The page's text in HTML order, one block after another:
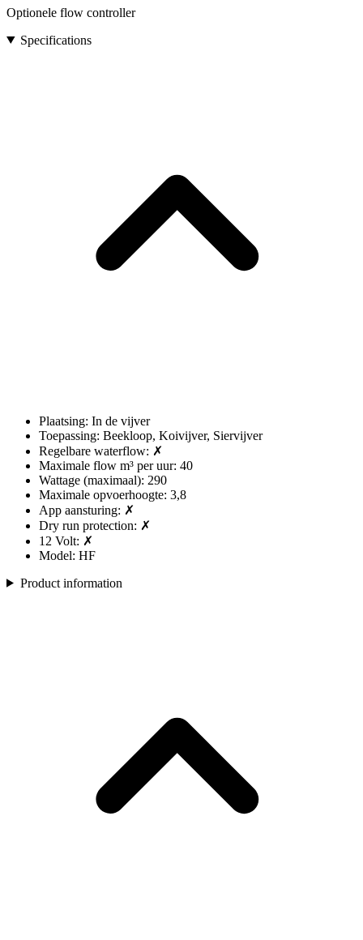
Optionele flow controller
Specifications
Plaatsing: In de vijver
Toepassing: Beekloop, Koivijver, Siervijver
Regelbare waterflow: ✗
Maximale flow m³ per uur: 40
Wattage (maximaal): 290
Maximale opvoerhoogte: 3,8
App aansturing: ✗
Dry run protection: ✗
12 Volt: ✗
Model: HF
Product information